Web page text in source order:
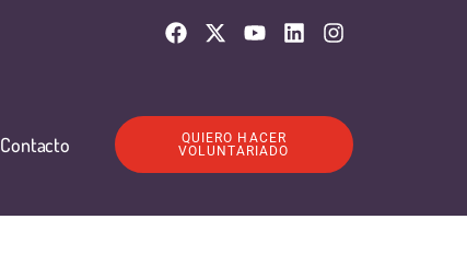
Contacto
QUIERO HACER
VOLUNTARIADO